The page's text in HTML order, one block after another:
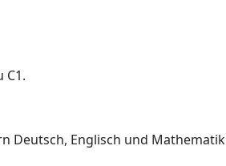
C1.
Deutsch, Englisch und Mathematik